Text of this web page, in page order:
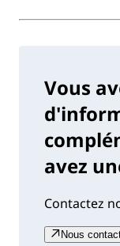
Vous
avez
Contactez
Nous